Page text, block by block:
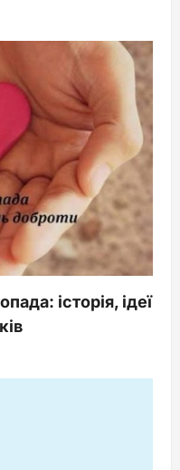
історія, ідеї